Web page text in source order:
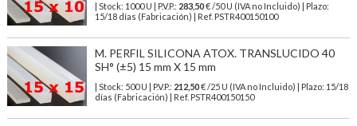
| Stock: 1000 U | P.V.P.: 283,50€/50 U (IVA no Incluido)
| Plazo:
15/18 días (Fabricación) | Ref. PSTR400150100
M. PERFIL SILICONA ATOX. TRANSLUCIDO 40
SH° (±5) 15 mm X 15 mm
| Stock: 500 U | P.V.P.: 212,50€/25 U (IVA no Incluido)
| Plazo: 15/18
días (Fabricación) | Ref. PSTR400150150